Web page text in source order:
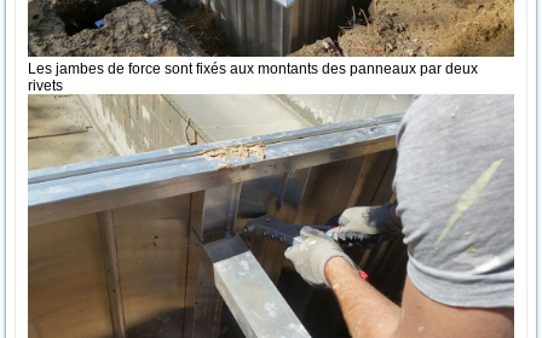
Les jambes de force sont fixés aux montants des panneaux par deux
rivets